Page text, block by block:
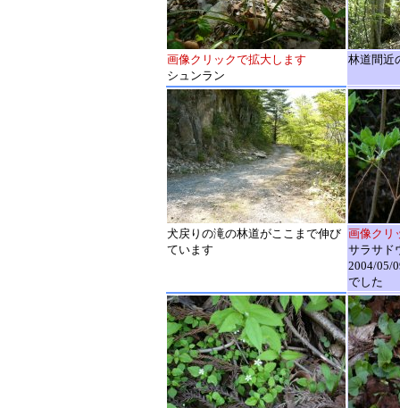
画像クリックで拡大します
シュンラン
林道間近
犬戻りの滝の林道がここまで伸び
ています
画像クリ
サラサド
2004/05/
でした